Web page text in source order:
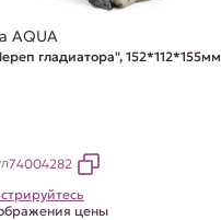
AQUA
гладиатора", 152*112*155мм
74004282
цены